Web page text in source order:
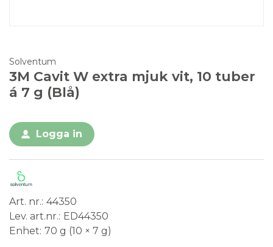
Solventum
3M Cavit W extra mjuk vit, 10 tuber
á 7 g (Blå)
Logga in
Art. nr. 44350
Lev. art.nr. ED44350
Enhet 70 g (10 × 7 g)